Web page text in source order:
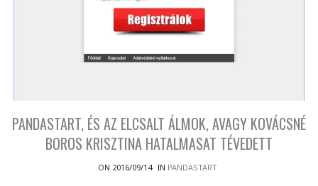
PANDASTART, ÉS AZ ELCSALT ÁLMOK, AVAGY KOVÁCSNÉ
BOROS KRISZTINA HATALMASAT TÉVEDETT
ON 2016/09/14 IN PANDASTART